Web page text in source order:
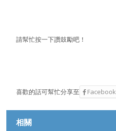
請幫忙按一下讚鼓勵吧！
喜歡的話可幫忙分享至 Facebook
相關